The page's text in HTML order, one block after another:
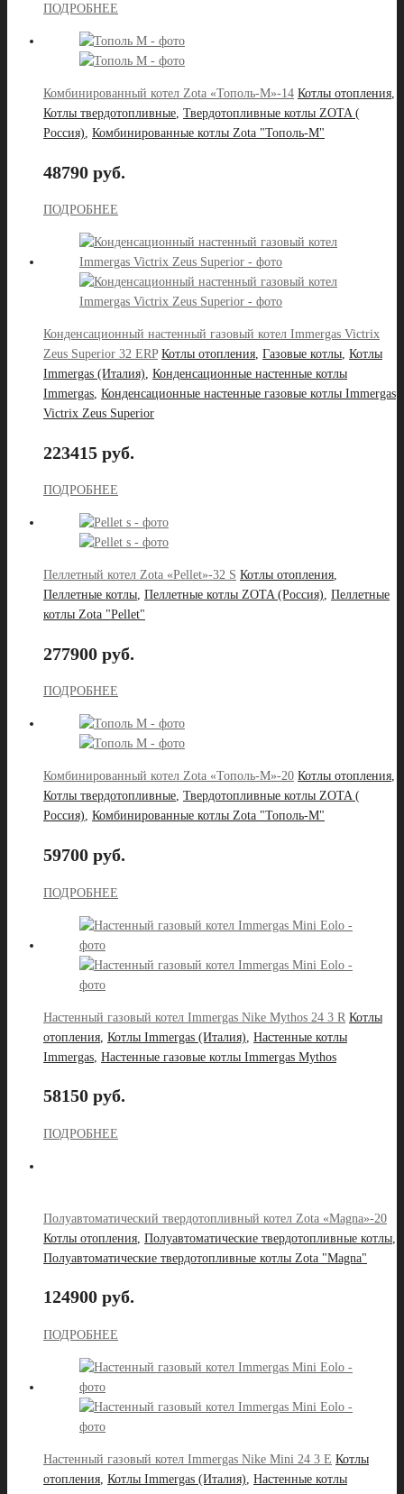
ПОДРОБНЕЕ
Комбинированный котел Zota «Тополь-М»-14 Котлы отопления
Котлы твердотопливные Твердотопливные котлы ZOTA (
Россия) Комбинированные котлы Zota "Тополь-М"
48790 руб.
ПОДРОБНЕЕ
Конденсационный настенный газовый котел Immergas Victrix
Zeus Superior 32 ERP Котлы отопления, Газовые котлы, Котлы
Immergas (Италия), Конденсационные настенные котлы
Immergas, Конденсационные настенные газовые котлы Immergas
Victrix Zeus Superior
223415 руб.
ПОДРОБНЕЕ
Пеллетный котел Zota «Pellet»-32 S Котлы отопления,
Пеллетные котлы, Пеллетные котлы ZOTA (Россия), Пеллетные
котлы Zota "Pellet"
277900 руб.
ПОДРОБНЕЕ
Комбинированный котел Zota «Тополь-М»-20 Котлы отопления,
Котлы твердотопливные, Твердотопливные котлы ZOTA (
Россия), Комбинированные котлы Zota "Тополь-М"
59700 руб.
ПОДРОБНЕЕ
Настенный газовый котел Immergas Nike Mythos 24 3 R Котлы
отопления Котлы Immergas (Италия) Настенные котлы
Immergas Настенные газовые котлы Immergas Mythos
58150 руб.
ПОДРОБНЕЕ
Полуавтоматический твердотопливный котел Zota «Magna»-20
Котлы отопления Полуавтоматические твердотопливные котлы
Полуавтоматические твердотопливные котлы Zota "Magna"
124900 руб.
ПОДРОБНЕЕ
Настенный газовый котел Immergas Nike Mini 24 3 E Котлы
отопления, Котлы Immergas (Италия), Настенные котлы